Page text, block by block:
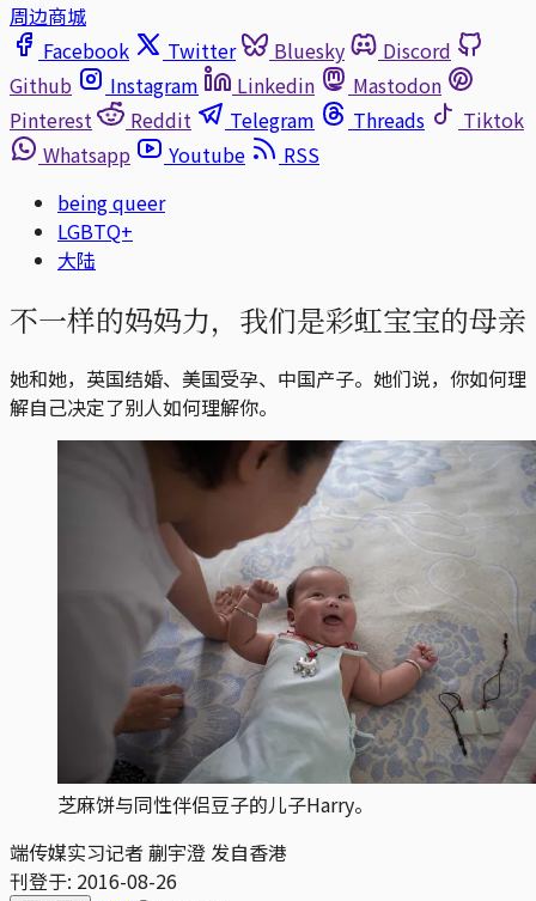
周边商城
Facebook
Twitter Bluesky
Discord
Github
Instagram Linkedin
Mastodon
Pinterest
Reddit Telegram Threads
Tiktok
Whatsapp
Youtube
RSS
being queer
LGBTQ+
大陆
不一样的妈妈力，我们是彩虹宝宝的母亲
她和她，英国结婚、美国受孕、中国产子。她们说，你如何理
解自己决定了别人如何理解你。
芝麻饼与同性伴侣豆子的儿子Harry。
端传媒实习记者 蒯宇澄 发自香港
刊登于: 2016-08-26